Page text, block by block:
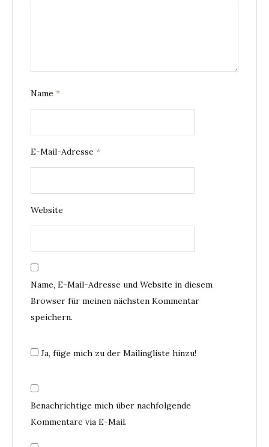
Name *
E-Mail-Adresse *
Website
Name, E-Mail-Adresse und Website in diesem
Browser für meinen nächsten Kommentar
speichern.
Ja, füge mich zu der Mailingliste hinzu!
Benachrichtige mich über nachfolgende
Kommentare via E-Mail.